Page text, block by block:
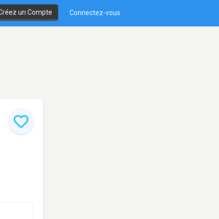
un Compte Connectez-vous